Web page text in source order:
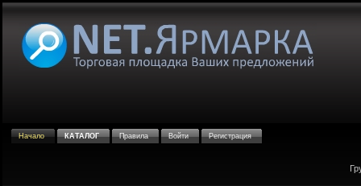
Начало КАТАЛОГ Правила Войти Регистрация